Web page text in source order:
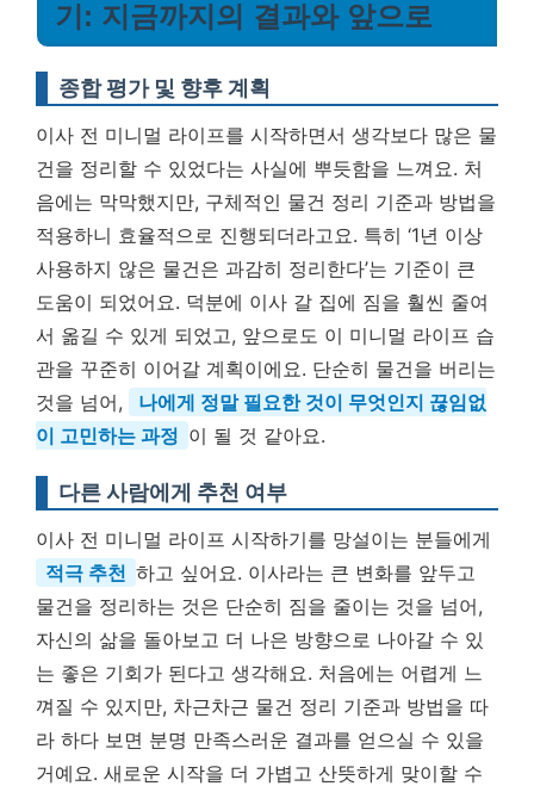
기: 지금까지의 결과와 앞으로
종합 평가 및 향후 계획
이사 전 미니멀 라이프를 시작하면서 생각보다 많은 물
건을 정리할 수 있었다는 사실에 뿌듯함을 느껴요. 처
음에는 막막했지만, 구체적인 물건 정리 기준과 방법을
적용하니 효율적으로 진행되더라고요. 특히 ‘1년 이상
사용하지 않은 물건은 과감히 정리한다’는 기준이 큰
도움이 되었어요. 덕분에 이사 갈 집에 짐을 훨씬 줄여
서 옮길 수 있게 되었고, 앞으로도 이 미니멀 라이프 습
관을 꾸준히 이어갈 계획이에요. 단순히 물건을 버리는
것을 넘어,
나에게 정말 필요한 것이 무엇인지 끊임없
이 고민하는 과정 이 될 것 같아요.
다른 사람에게 추천 여부
이사 전 미니멀 라이프 시작하기를 망설이는 분들에게
적극 추천 하고 싶어요. 이사라는 큰 변화를 앞두고
물건을 정리하는 것은 단순히 짐을 줄이는 것을 넘어,
자신의 삶을 돌아보고 더 나은 방향으로 나아갈 수 있
는 좋은 기회가 된다고 생각해요. 처음에는 어렵게 느
껴질 수 있지만, 차근차근 물건 정리 기준과 방법을 따
라 하다 보면 분명 만족스러운 결과를 얻으실 수 있을
거예요. 새로운 시작을 더 가볍고 산뜻하게 맞이할 수